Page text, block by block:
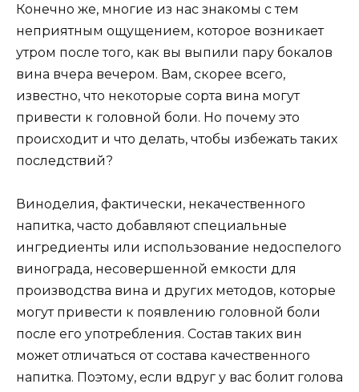
Конечно же, многие из нас знакомы с тем
неприятным ощущением, которое возникает
утром после того, как вы выпили пару бокалов
вина вчера вечером. Вам, скорее всего,
известно, что некоторые сорта вина могут
привести к головной боли. Но почему это
происходит и что делать, чтобы избежать таких
последствий?
Виноделия, фактически, некачественного
напитка, часто добавляют специальные
ингредиенты или использование недоспелого
винограда, несовершенной емкости для
производства вина и других методов, которые
могут привести к появлению головной боли
после его употребления. Состав таких вин
может отличаться от состава качественного
напитка. Поэтому, если вдруг у вас болит голова